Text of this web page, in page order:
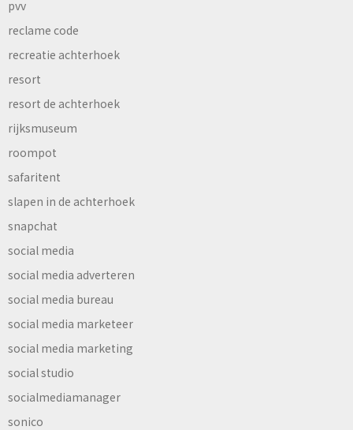
pvv
reclame code
recreatie achterhoek
resort
resort de achterhoek
rijksmuseum
roompot
safaritent
slapen in de achterhoek
snapchat
social media
social media adverteren
social media bureau
social media marketeer
social media marketing
social studio
socialmediamanager
sonico